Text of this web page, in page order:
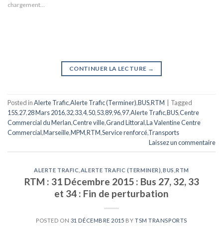
chargement…
CONTINUER LA LECTURE →
Posted inAlerte Trafic,Alerte Trafic (Terminer),BUS,RTM
Tagged
15S,27,28 Mars 2016,32,33,4,50,53,89,96,97,Alerte Trafic,BUS,Centre
Commercial du Merlan,Centre ville,Grand Littoral,La Valentine Centre
Commercial,Marseille,MPM,RTM,Service renforcé,Transports
Laissez un commentaire
ALERTE TRAFIC ALERTE TRAFIC (TERMINER) BUS ,RTM
RTM : 31 Décembre 2015 : Bus 27, 32, 33
et 34 : Fin de perturbation
POSTED ON 31 DÉCEMBRE 2015 BY TSM TRANSPORTS